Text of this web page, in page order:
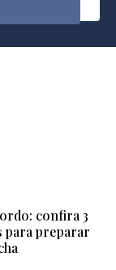
confira 3
para preparar